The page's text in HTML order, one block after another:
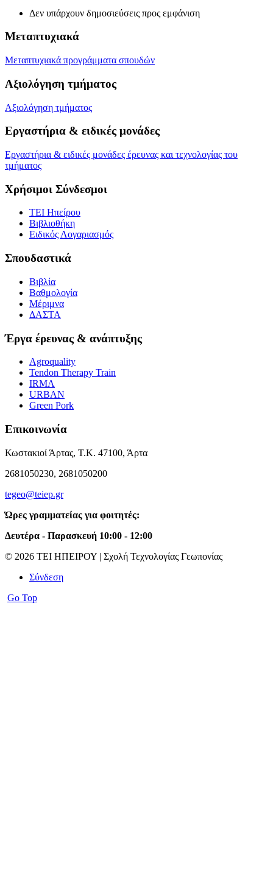
Δεν υπάρχουν δημοσιεύσεις προς εμφάνιση
Μεταπτυχιακά
Μεταπτυχιακά προγράμματα σπουδών
Αξιολόγηση τμήματος
Αξιολόγηση τμήματος
Εργαστήρια & ειδικές μονάδες
Εργαστήρια & ειδικές μονάδες έρευνας και τεχνολογίας του
τμήματος
Χρήσιμοι Σύνδεσμοι
ΤΕΙ Ηπείρου
Βιβλιοθήκη
Eιδικός Λογαριασμός
Σπουδαστικά
Βιβλία
Βαθμολογία
Μέριμνα
ΔΑΣΤΑ
Έργα έρευνας & ανάπτυξης
Agroquality
Tendon Therapy Train
IRMA
URBAN
Green Pork
Επικοινωνία
Κωστακιοί Άρτας, Τ.Κ. 47100, Άρτα
2681050230, 2681050200
tegeo@teiep.gr
Ώρες γραμματείας για φοιτητές:
Δευτέρα - Παρασκευή 10:00 - 12:00
© 2026 ΤΕΙ ΗΠΕΙΡΟΥ | Σχολή Τεχνολογίας Γεωπονίας
Σύνδεση
Go Top